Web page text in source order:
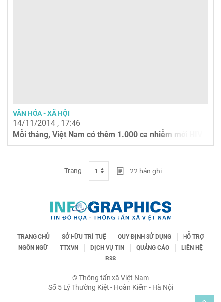
VĂN HÓA - XÃ HỘI
14/11/2014 , 17:46
Mỗi tháng, Việt Nam có thêm 1.000 ca nhiễm mới HIV
Trang 22 bản ghi
TRANG CHỦ SỞ HỮU TRÍ TUỆ QUY ĐỊNH SỬ DỤNG
HỖ TRỢ
NGÔN NGỮ
TTXVN DỊCH VỤ TIN QUẢNG CÁO
LIÊN HỆ
RSS
© Thông tấn xã Việt Nam
Số 5 Lý Thường Kiệt - Hoàn Kiếm - Hà Nội